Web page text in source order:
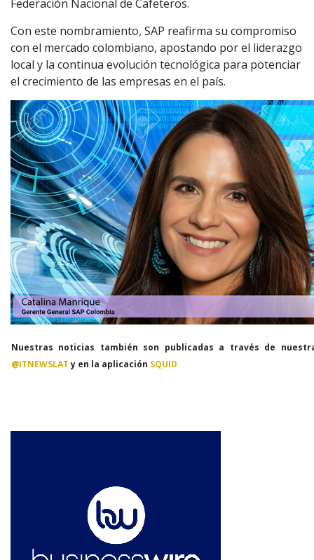
Federación Nacional de Cafeteros.
Con este nombramiento, SAP reafirma su compromiso
con el mercado colombiano, apostando por el liderazgo
local y la continua evolución tecnológica para potenciar
el crecimiento de las empresas en el país.
Nuestras noticias también son publicadas a través de
@ITNEWSLATy en la aplicación SQUID